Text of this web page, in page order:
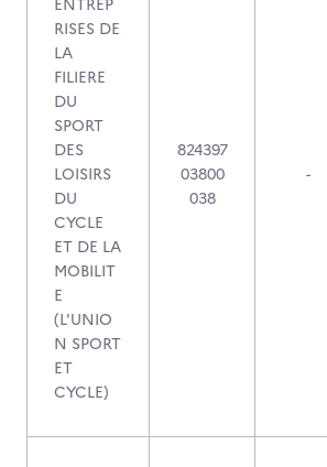
ENTREP
RISES DE
LA
FILIERE
DU
SPORT
DES
LOISIRS
DU
CYCLE
ET DE LA
MOBILIT
E
(L'UNIO
N SPORT
ET
CYCLE)
824397
03800
038
-